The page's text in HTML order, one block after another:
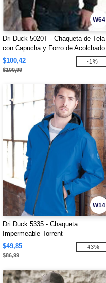
W64
Dri Duck 5020T - Chaqueta de Tela
con Capucha y Forro de Acolchado
Tricot Tallas Grandes
$100,42
$100,99
-1%
W14
Dri Duck 5335 - Chaqueta
Impermeable Torrent
$49,85
$86,99
-43%